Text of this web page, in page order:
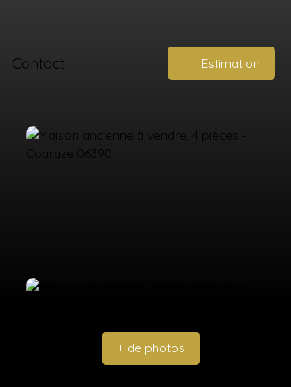
Contact Estimation
+ de photos